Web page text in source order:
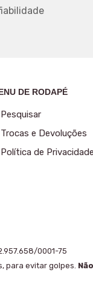
DE RODAPÉ
Pesquisar
Trocas e Devoluções
Política de Privacidade
0001-75
para evitar golpes.